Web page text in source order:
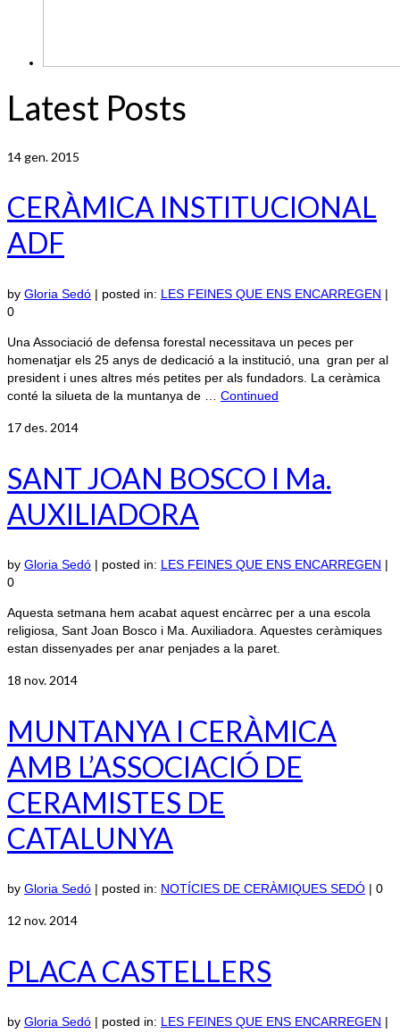
Latest Posts
14gen. 2015
CERÀMICA INSTITUCIONAL
ADF
by Gloria Sedó | posted in: LES FEINES QUE ENS ENCARREGEN |
0
Una Associació de defensa forestal necessitava un peces per
homenatjar els 25 anys de dedicació a la institució, una gran per al
president i unes altres més petites per als fundadors. La ceràmica
conté la silueta de la muntanya de … Continued
17des. 2014
SANT JOAN BOSCO I Ma.
AUXILIADORA
by Gloria Sedó | posted in: LES FEINES QUE ENS ENCARREGEN |
0
Aquesta setmana hem acabat aquest encàrrec per a una escola
religiosa, Sant Joan Bosco i Ma. Auxiliadora. Aquestes ceràmiques
estan dissenyades per anar penjades a la paret.
18 nov. 2014
MUNTANYA I CERÀMICA
AMB L’ASSOCIACIÓ DE
CERAMISTES DE
CATALUNYA
by Gloria Sedó | posted in: NOTÍCIES DE CERÀMIQUES SEDÓ | 0
12 nov. 2014
PLACA CASTELLERS
by Gloria Sedó | posted in: LES FEINES QUE ENS ENCARREGEN |